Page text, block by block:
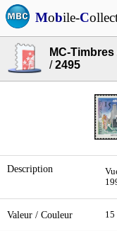
Mobile-C
MC-Timbres
/2495
Description
Valeur / Couleur 15